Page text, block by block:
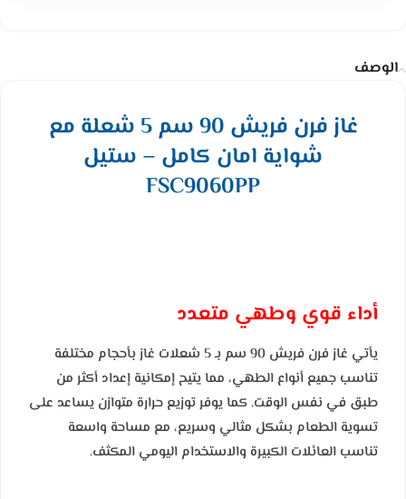
الوصف
غاز فرن فريش 90 سم 5 شعلة مع
شواية امان كامل – ستيل
FSC9060PP
أداء قوي وطهي متعدد
يأتي غاز فرن فريش 90 سم بـ 5 شعلات غاز بأحجام مختلفة
تناسب جميع أنواع الطهي، مما يتيح إمكانية إعداد أكثر من
طبق في نفس الوقت. كما يوفر توزيع حرارة متوازن يساعد على
تسوية الطعام بشكل مثالي وسريع، مع مساحة واسعة
تناسب العائلات الكبيرة والاستخدام اليومي المكثف.